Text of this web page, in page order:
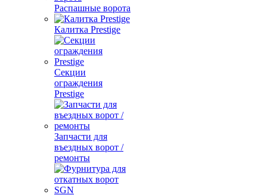
Распашные ворота
Калитка Prestige
Секции
ограждения
Prestige
Запчасти для
въездных ворот /
ремонты